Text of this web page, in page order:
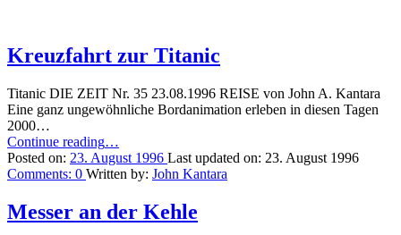
Kreuzfahrt zur Titanic
Titanic DIE ZEIT Nr. 35 23.08.1996 REISE von John A. Kantara
Eine ganz ungewöhnliche Bordanimation erleben in diesen Tagen
2000…
Continue reading“Kreuzfahrt
zur
Titanic”
…
Posted on: 23. August 1996 Last updated on: 23. August 1996
Comments: 0 Written by: John Kantara
Messer an der Kehle